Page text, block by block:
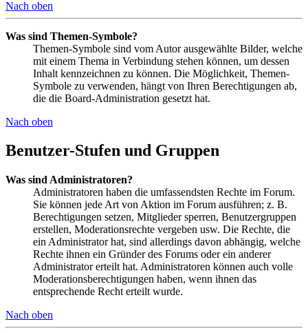
Nach oben
Was sind Themen-Symbole?
Themen-Symbole sind vom Autor ausgewählte Bilder, welche
mit einem Thema in Verbindung stehen können, um dessen
Inhalt kennzeichnen zu können. Die Möglichkeit, Themen-
Symbole zu verwenden, hängt von Ihren Berechtigungen ab,
die die Board-Administration gesetzt hat.
Nach oben
Benutzer-Stufen und Gruppen
Was sind Administratoren?
Administratoren haben die umfassendsten Rechte im Forum.
Sie können jede Art von Aktion im Forum ausführen; z. B.
Berechtigungen setzen, Mitglieder sperren, Benutzergruppen
erstellen, Moderationsrechte vergeben usw. Die Rechte, die
ein Administrator hat, sind allerdings davon abhängig, welche
Rechte ihnen ein Gründer des Forums oder ein anderer
Administrator erteilt hat. Administratoren können auch volle
Moderationsberechtigungen haben, wenn ihnen das
entsprechende Recht erteilt wurde.
Nach oben